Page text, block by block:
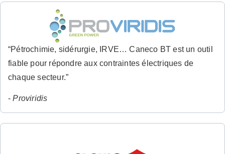
“Pétrochimie, sidérurgie, IRVE… Caneco BT est un outil
fiable pour répondre aux contraintes électriques de
chaque secteur.”
-Proviridis